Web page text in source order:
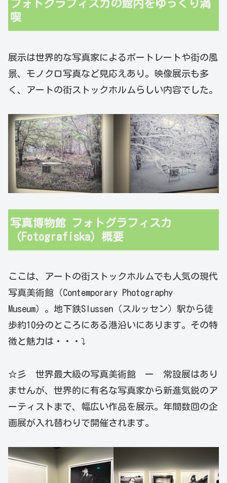
フォトグラフィスカの館内をゆっくり満
喫
展示は世界的な写真家によるポートレートや街の風
景、モノクロ写真など見応えあり。映像展示も多
く、アートの街ストックホルムらしい内容でした。
写真博物館 フォトグラフィスカ
（Fotografiska）概要
ここは、アートの街ストックホルムでも人気の現代
写真美術館（Contemporary Photography
Museum）。地下鉄Slussen（スルッセン）駅から徒
歩約10分のところにある港沿いにあります。その特
徴と魅力は・・・⤵
☆彡 世界最大級の写真美術館 ー 常設展はあり
ませんが、世界的に有名な写真家から新進気鋭のア
ーティストまで、幅広い作品を展示。年間数回の企
画展が入れ替わりで開催されます。